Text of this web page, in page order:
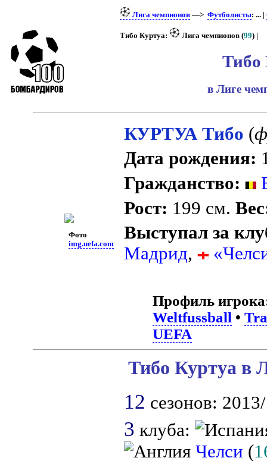
Лига чемпионов—> Футболисты: ... |
Тибо Куртуа: Лига чемпионов (99) |
Тибо
в Лиге
Фото
img.uefa.com
КУРТУА Тибо (
Дата рождения:
Гражданство:
Рост: 199 см.
Выступал за
Мадрид,
Профиль
Weltfussball •
UEFA
Тибо Куртуа в
12 сезонов:
3 клуба:
Челси (